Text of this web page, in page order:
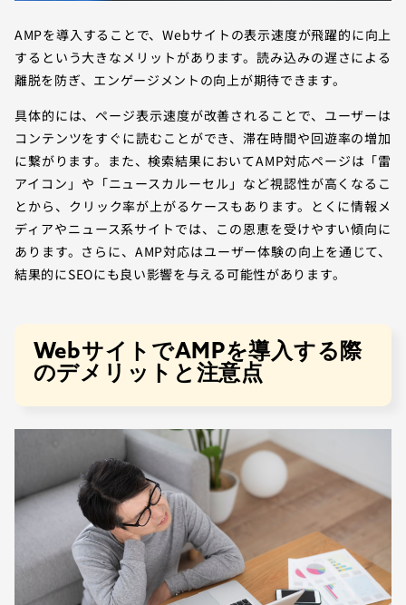
AMPを導入することで、Webサイトの表示速度が飛躍的に向上
するという大きなメリットがあります。読み込みの遅さによる
離脱を防ぎ、エンゲージメントの向上が期待できます。
具体的には、ページ表示速度が改善されることで、ユーザーは
コンテンツをすぐに読むことができ、滞在時間や回遊率の増加
に繋がります。また、検索結果においてAMP対応ページは「雷
アイコン」や「ニュースカルーセル」など視認性が高くなるこ
とから、クリック率が上がるケースもあります。とくに情報メ
ディアやニュース系サイトでは、この恩恵を受けやすい傾向に
あります。さらに、AMP対応はユーザー体験の向上を通じて、
結果的にSEOにも良い影響を与える可能性があります。
WebサイトでAMPを導入する際
のデメリットと注意点